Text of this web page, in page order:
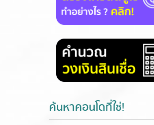
ค้นหาคอนโดที่ใช่!